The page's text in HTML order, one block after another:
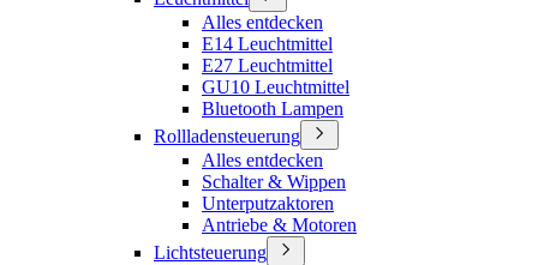
Alles entdecken
E14 Leuchtmittel
E27 Leuchtmittel
GU10 Leuchtmittel
Bluetooth Lampen
Rollladensteuerung
Alles entdecken
Schalter & Wippen
Unterputzaktoren
Antriebe & Motoren
Lichtsteuerung